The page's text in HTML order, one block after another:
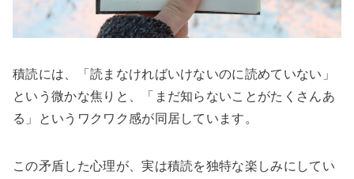
積読には、「読まなければいけないのに読めていない」
という微かな焦りと、「まだ知らないことがたくさんあ
る」というワクワク感が同居しています。
この矛盾した心理が、実は積読を独特な楽しみにしてい